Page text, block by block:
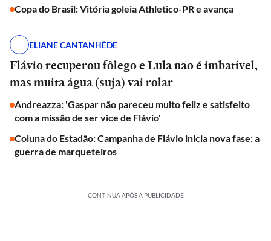
Copa do Brasil: Vitória goleia Athletico-PR e avança
ELIANE CANTANHÊDE
Flávio recuperou fôlego e Lula não é imbatível,
mas muita água (suja) vai rolar
Andreazza: 'Gaspar não pareceu muito feliz e satisfeito
com a missão de ser vice de Flávio'
Coluna do Estadão: Campanha de Flávio inicia nova fase: a
guerra de marqueteiros
CONTINUA APÓS A PUBLICIDADE